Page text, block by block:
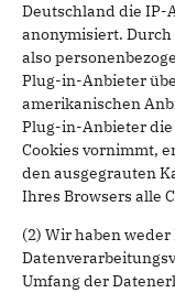
Deutschland die IP-
anonymisiert.
also
Plug-in-Anbieter
amerikanischen
Plug-in-Anbieter
Cookies vornimmt,
den ausgegrauten
Ihres Browsers alle
(2) Wir haben
Umfang der